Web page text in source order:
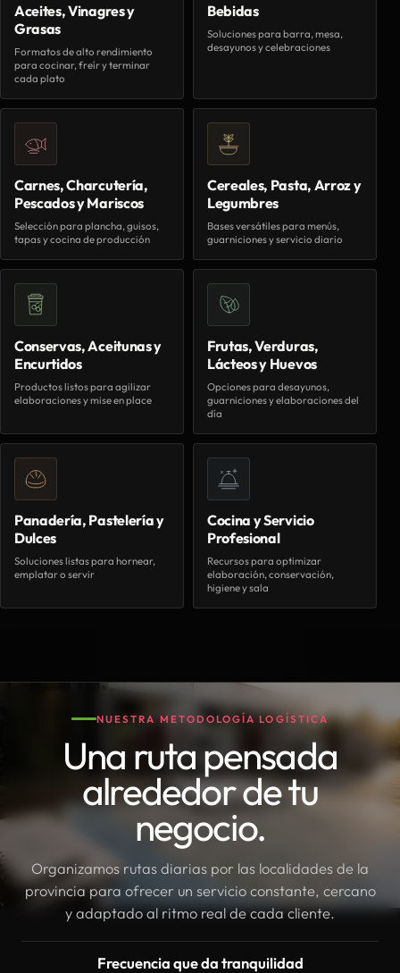
Aceites, Vinagres y
Grasas
Formatos de alto rendimiento
para cocinar, freír y terminar
cada plato
Bebidas
Soluciones para barra, mesa,
desayunos y celebraciones
Carnes, Charcutería,
Pescados y Mariscos
Selección para plancha, guisos,
tapas y cocina de producción
Cereales, Pasta, Arroz y
Legumbres
Bases versátiles para menús,
guarniciones y servicio diario
Conservas, Aceitunas y
Encurtidos
Productos listos para agilizar
elaboraciones y mise en place
Frutas, Verduras,
Lácteos y Huevos
Opciones para desayunos,
guarniciones y elaboraciones del
día
Panadería, Pastelería y
Dulces
Soluciones listas para hornear,
emplatar o servir
Cocina y Servicio
Profesional
Recursos para optimizar
elaboración, conservación,
higiene y sala
NUESTRA METODOLOGÍA LOGÍSTICA
Una ruta pensada
alrededor de tu
negocio.
Organizamos rutas diarias por las localidades de la
provincia para ofrecer un servicio constante, cercano
y adaptado al ritmo real de cada cliente.
Frecuencia que da tranquilidad